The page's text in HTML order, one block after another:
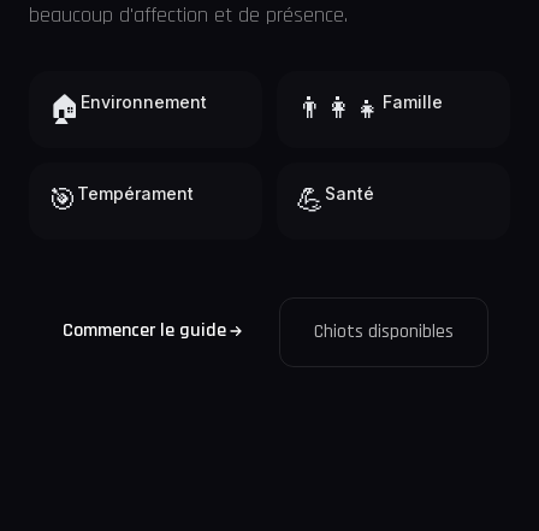
beaucoup d'affection et de présence.
🏠 Environnement 👨‍👩‍👧 Famille
🎯 Tempérament 💪 Santé
Commencer le guide Chiots disponibles